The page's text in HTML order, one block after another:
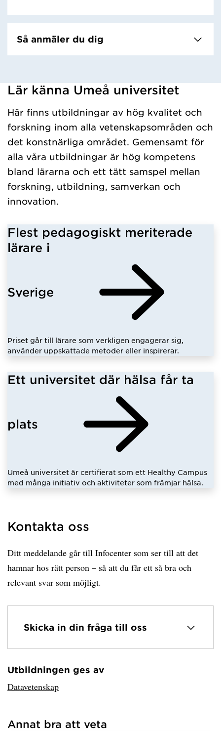
Så anmäler du dig
Har hämtat kursochkurspaket.
Lär känna Umeå universitet
Här finns utbildningar av hög kvalitet och
forskning inom alla vetenskapsområden och
det konstnärliga området. Gemensamt för
alla våra utbildningar är hög kompetens
bland lärarna och ett tätt samspel mellan
forskning, utbildning, samverkan och
innovation.
Flest pedagogiskt meriterade
lärare i
Sverige
Priset går till lärare som verkligen engagerar sig,
använder uppskattade metoder eller inspirerar.
Ett universitet där hälsa får ta
plats
Umeå universitet är certifierat som ett Healthy Campus
med många initiativ och aktiviteter som främjar hälsa.
Kontakta oss
Ditt meddelande går till Infocenter som ser till att det
hamnar hos rätt person – så att du får ett så bra och
relevant svar som möjligt.
Skicka in din fråga till oss
Har hämtat avsändare.
Utbildningen ges av
Datavetenskap
hämtat länkar.
Annat bra att veta